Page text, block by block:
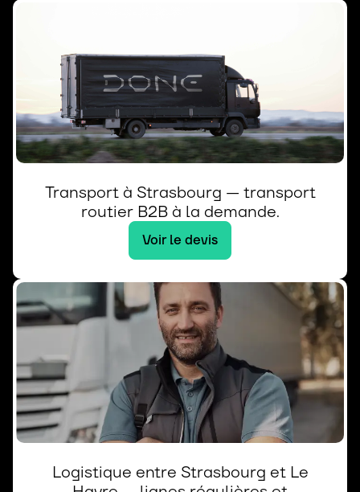
Transport à Strasbourg — transport
routier B2B à la demande.
Voir le devis
Logistique entre Strasbourg et Le